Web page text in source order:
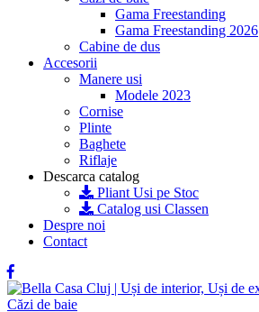
Gama Freestanding
Gama Freestanding 2026
Cabine de dus
Accesorii
Manere usi
Modele 2023
Cornise
Plinte
Baghete
Riflaje
Descarca catalog
Pliant Usi pe Stoc
Catalog usi Classen
Despre noi
Contact